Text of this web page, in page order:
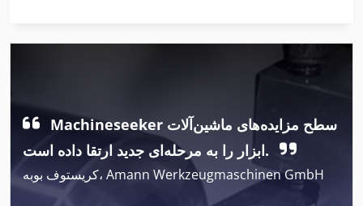
برشی
برنامه های چسب
درب ماشین
Machineseeker سطح مزایده‌های ماشین‌آلات
ابزار را به مرحله‌ای جدید ارتقا داده است.
کریستوف بوبه، Amann Werkzeugmaschinen GmbH